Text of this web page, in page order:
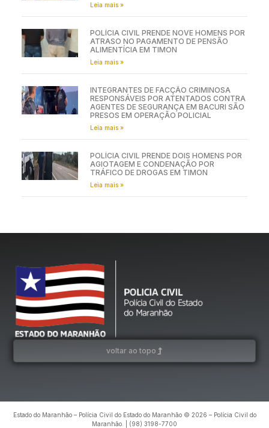
Leia mais »
POLÍCIA CIVIL PRENDE NOVE HOMENS POR
ATRASO NO PAGAMENTO DE PENSÃO
ALIMENTÍCIA EM TIMON
Leia mais »
INTEGRANTES DE FACÇÃO CRIMINOSA
RESPONSÁVEIS POR ATENTADOS CONTRA
AGENTES DE SEGURANÇA EM BACURI SÃO
PRESOS EM OPERAÇÃO POLICIAL
Leia mais »
POLÍCIA CIVIL PRENDE DOIS HOMENS POR
AGIOTAGEM E CONDENAÇÃO POR
TRÁFICO DE DROGAS EM TIMON
Leia mais »
voltar ao topo
Estado do Maranhão – Polícia Civil do Estado do Maranhão © 2026 – Polícia Civil do
Maranhão. | (98) 3198-7700